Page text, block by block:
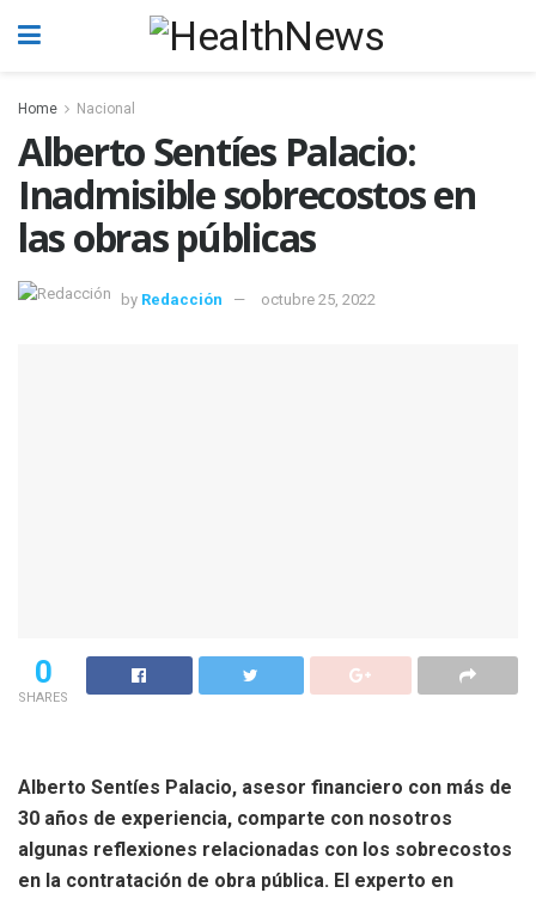
Home Nacional
Alberto Sentíes Palacio:
Inadmisible sobrecostos en
las obras públicas
by Redacción octubre 25, 2022
0
SHARES
Alberto Sentíes Palacio, asesor financiero con más de
30 años de experiencia, comparte con nosotros
algunas reflexiones relacionadas con los sobrecostos
en la contratación de obra pública. El experto en